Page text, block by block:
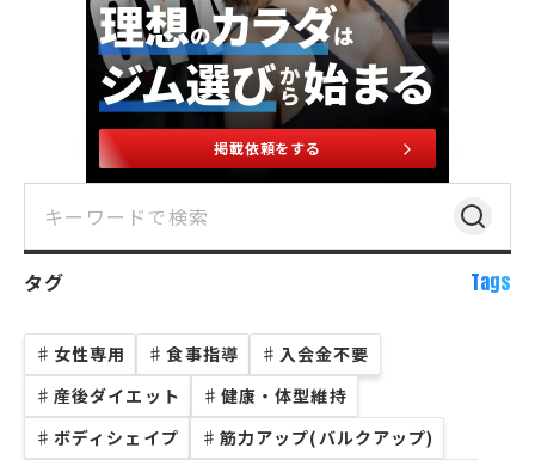
掲載依頼をする
タグ Tags
♯ 女性専用 ♯ 食事指導 ♯ 入会金不要
♯ 産後ダイエット ♯ 健康・体型維持
♯ ボディシェイプ ♯ 筋力アップ(バルクアップ)